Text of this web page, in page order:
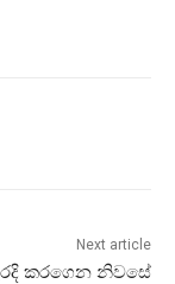
Next article
කරගෙන නිවසේ